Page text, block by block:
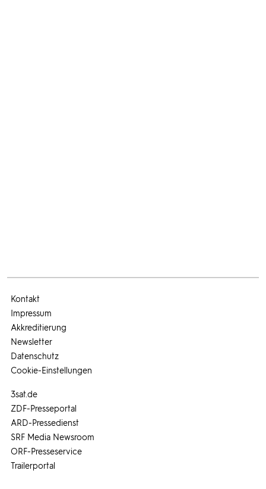
3sat.de
ZDF-Presseportal
ARD-Pressedienst
SRF Media Newsroom
ORF-Presseservice
Trailerportal
Kontakt
Impressum
Akkreditierung
Newsletter
Datenschutz
Cookie-Einstellungen